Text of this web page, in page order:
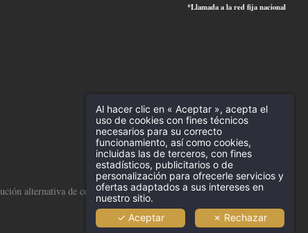
*Llamada a la red fija nacional
alternativa de conflictos-Política de privacidad-Cookies-
Al hacer clic en « Aceptar », acepta el
uso de cookies con fines técnicos
necesarios para su correcto
funcionamiento, así como cookies,
incluidas las de terceros, con fines
estadísticos, publicitarios o de
personalización para ofrecerle servicios y
ofertas adaptados a sus intereses en
nuestro sitio.
✓ Aceptar
✗ Rechazar